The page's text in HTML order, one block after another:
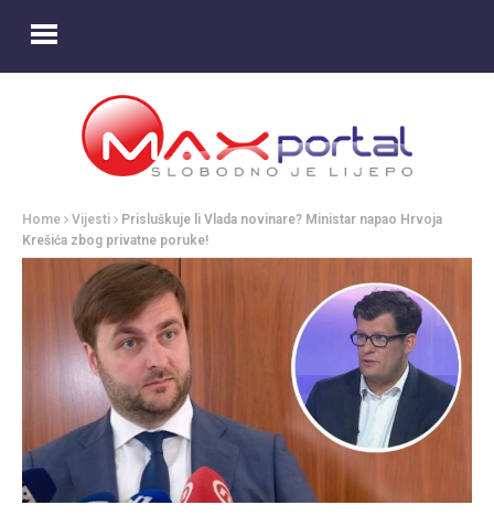
Home Vijesti
Prisluškuje li Vlada novinare? Ministar napao Hrvoja
Krešića zbog privatne poruke!